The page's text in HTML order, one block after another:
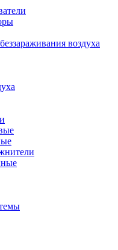
воздуха